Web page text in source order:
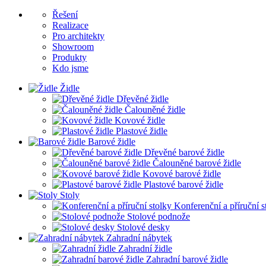
Řešení
Realizace
Pro architekty
Showroom
Produkty
Kdo jsme
Židle
Dřevěné židle
Čalouněné židle
Kovové židle
Plastové židle
Barové židle
Dřevěné barové židle
Čalouněné barové židle
Kovové barové židle
Plastové barové židle
Stoly
Konferenční a příruční
Stolové podnože
Stolové desky
Zahradní nábytek
Zahradní židle
Zahradní barové židle